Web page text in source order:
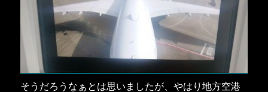
そうだろうなぁとは思いましたが、やはり地方空港